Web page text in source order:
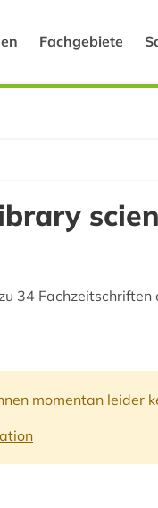
Fachgebiete
34
momentan leider